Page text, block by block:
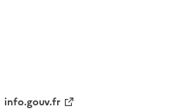
info.gouv.fr